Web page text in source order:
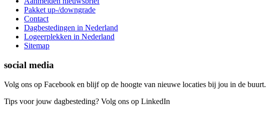
Pakket up-/downgrade
Contact
Dagbestedingen in Nederland
Logeerplekken in Nederland
Sitemap
social media
Volg ons op Facebook en blijf op de hoogte van nieuwe locaties bij jou in de buurt.
Tips voor jouw dagbesteding? Volg ons op LinkedIn